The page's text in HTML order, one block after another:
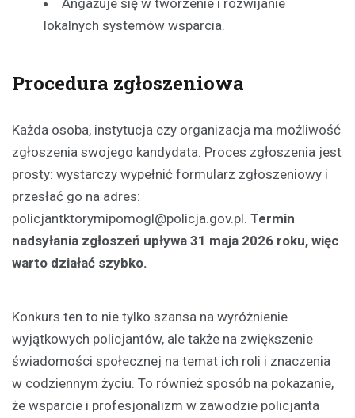
lokalnych systemów wsparcia.
Procedura zgłoszeniowa
Każda osoba, instytucja czy organizacja ma możliwość
zgłoszenia swojego kandydata. Proces zgłoszenia jest
prosty: wystarczy wypełnić formularz zgłoszeniowy i
przesłać go na adres:
policjantktorymipomogl@policja.gov.pl. Termin
nadsyłania zgłoszeń upływa 31 maja 2026 roku, więc
warto działać szybko.
Konkurs ten to nie tylko szansa na wyróżnienie
wyjątkowych policjantów, ale także na zwiększenie
świadomości społecznej na temat ich roli i znaczenia
w codziennym życiu. To również sposób na pokazanie,
że wsparcie i profesjonalizm w zawodzie policjanta